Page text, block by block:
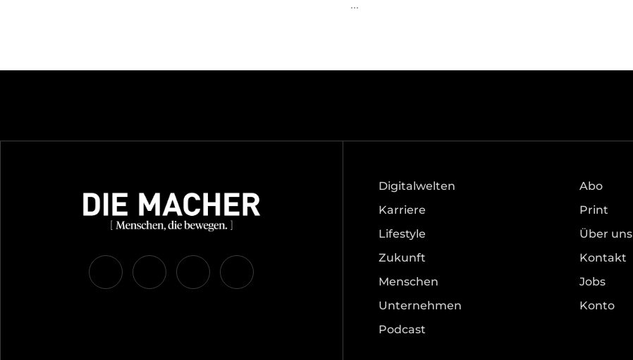
Digitalwelten
Karriere
Lifestyle
Zukunft
Menschen
Unternehmen
Podcast
Abo
Print
Über uns
Kontakt
Jobs
Konto